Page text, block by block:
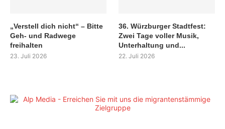
„Verstell dich nicht“ – Bitte
Geh- und Radwege
freihalten
23. Juli 2026
36. Würzburger Stadtfest:
Zwei Tage voller Musik,
Unterhaltung und...
22. Juli 2026